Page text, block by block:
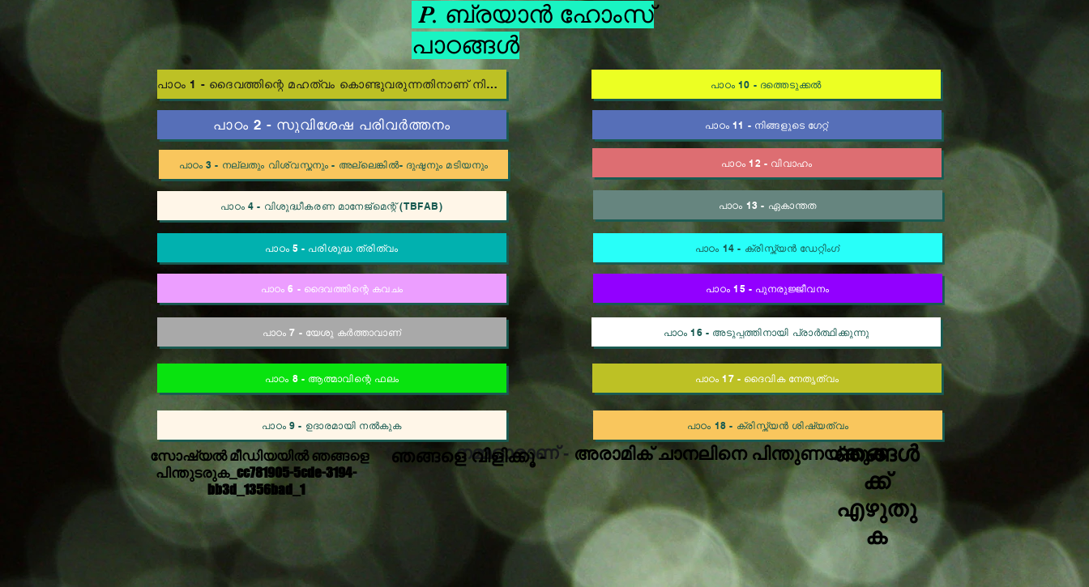
P. ബ്രയാൻ ഹോംസ്
പാഠങ്ങൾ
പാഠം 1 - ദൈവത്തിന്റെ മഹത്വം കൊണ്ടുവരുന്നതിനാണ് നിങ്ങൾ സൃഷ്ടിക്കപ്പെട്ടത്
പാഠം 2 - സുവിശേഷ പരിവർത്തനം
പാഠം 3 - നല്ലതും വിശ്വസ്തനും - അല്ലെങ്കിൽ- ദുഷ്ടനും മടിയനും
പാഠം 4 - വിശുദ്ധീകരണ മാനേജ്മെന്റ് (TBFAB)
പാഠം 5 - പരിശുദ്ധ ത്രിത്വം
പാഠം 6 - ദൈവത്തിന്റെ കവചം
പാഠം 7 - യേശു കർത്താവാണ്
പാഠം 8 - ആത്മാവിന്റെ ഫലം
പാഠം 9 - ഉദാരമായി നൽകുക
പാഠം 10 - ദത്തെടുക്കൽ
പാഠം 11 - നിങ്ങളുടെ ഗേറ്റ്
പാഠം 12 - വിവാഹം
പാഠം 13 - ഏകാന്തത
പാഠം 14 - ക്രിസ്ത്യൻ ഡേറ്റിംഗ്
പാഠം 15 - പുനരുജ്ജീവനം
പാഠം 16 - അടുപ്പത്തിനായി പ്രാർത്ഥിക്കുന്നു
പാഠം 17 - ദൈവിക നേതൃത്വം
പാഠം 18 - ക്രിസ്ത്യൻ ശിഷ്യത്വം
സോഷ്യൽ മീഡിയയിൽ ഞങ്ങളെ
പിന്തുടരുക_cc781905-5cde-3194-
bb3d_1356bad_1
നമ്മളാരാണ് -
ഞങ്ങളെ വിളിക്കൂ - അരാമിക് ചാനലിനെ പിന്തുണയ്ക്കുക
ഞങ്ങൾ
ക്ക്
എഴുതു
ക